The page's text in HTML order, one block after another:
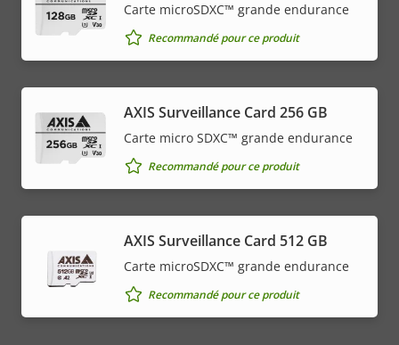
Carte microSDXC™ grande endurance
Recommandé pour ce produit
AXIS Surveillance Card 256 GB
Carte micro SDXC™ grande endurance
Recommandé pour ce produit
AXIS Surveillance Card 512 GB
Carte microSDXC™ grande endurance
Recommandé pour ce produit